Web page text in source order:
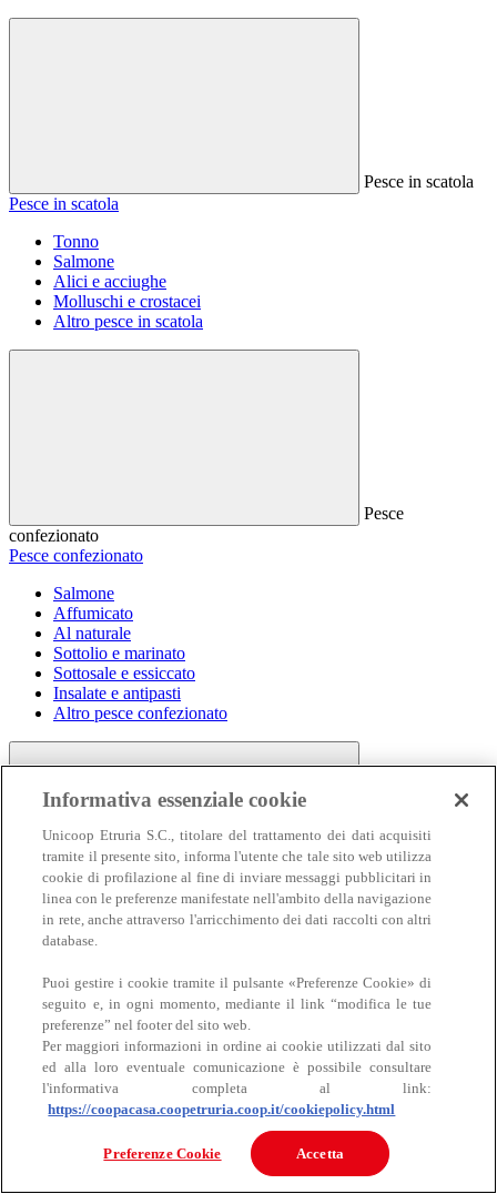
Pesce in scatola
Pesce in scatola
Tonno
Salmone
Alici e acciughe
Molluschi e crostacei
Altro pesce in scatola
Pesce
confezionato
Pesce confezionato
Salmone
Affumicato
Al naturale
Sottolio e marinato
Sottosale e essiccato
Insalate e antipasti
Altro pesce confezionato
Carne
Carne
Bovino
Informativa essenziale cookie
Unicoop Etruria S.C., titolare del trattamento dei dati acquisiti
tramite il presente sito, informa l'utente che tale sito web utilizza
cookie di profilazione al fine di inviare messaggi pubblicitari in
linea con le preferenze manifestate nell'ambito della navigazione
in rete, anche attraverso l'arricchimento dei dati raccolti con altri
database.
Puoi gestire i cookie tramite il pulsante «Preferenze Cookie» di
seguito e, in ogni momento, mediante il link “modifica le tue
preferenze” nel footer del sito web.
Per maggiori informazioni in ordine ai cookie utilizzati dal sito
ed alla loro eventuale comunicazione è possibile consultare
l'informativa completa al link:
https://coopacasa.coopetruria.coop.it/cookiepolicy.html
Preferenze Cookie Accetta